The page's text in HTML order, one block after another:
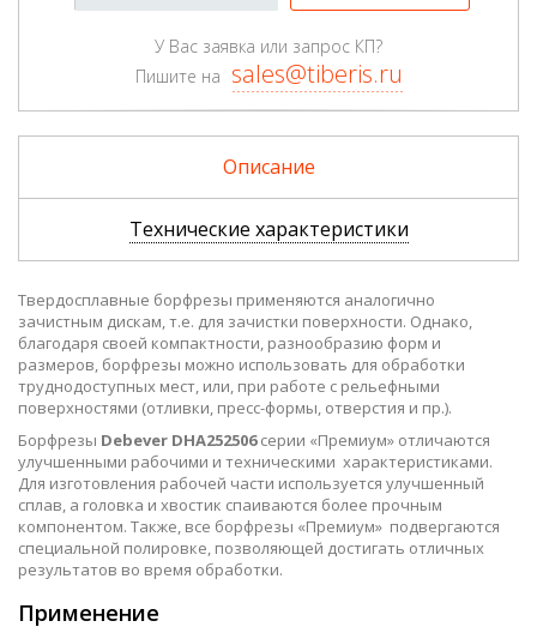
У Вас заявка или запрос КП?
Пишите на sales@tiberis.ru
Описание
Технические характеристики
Твердосплавные борфрезы применяются аналогично
зачистным дискам, т.е. для зачистки поверхности. Однако,
благодаря своей компактности, разнообразию форм и
размеров, борфрезы можно использовать для обработки
труднодоступных мест, или, при работе с рельефными
поверхностями (отливки, пресс-формы, отверстия и пр.).
Борфрезы Debever DHA252506серии «Премиум» отличаются
улучшенными рабочими и техническими характеристиками.
Для изготовления рабочей части используется улучшенный
сплав, а головка и хвостик спаиваются более прочным
компонентом. Также, все борфрезы «Премиум» подвергаются
специальной полировке, позволяющей достигать отличных
результатов во время обработки.
Применение